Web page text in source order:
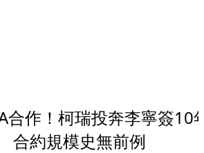
合作！柯瑞投奔李寧簽10
約規模史無前例